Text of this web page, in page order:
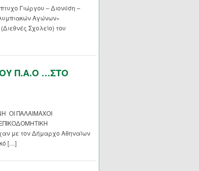
Γιώργου – Διονύση –
Αγώνων»
Σχολείο) του
Π.Α.Ο …ΣΤΟ
ΟΙ ΠΑΛΑΙΜΑΧΟΙ
με τον Δήμαρχο Αθηναίων
[…]